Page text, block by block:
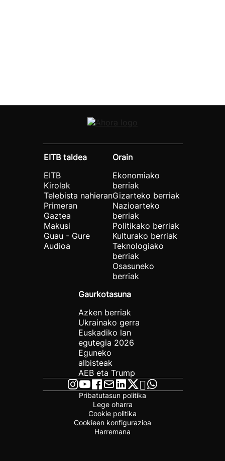
EITB taldea
EITB
Kirolak
Telebista nahieran
Primeran
Gaztea
Makusi
Guau - Gure
Audioa
Orain
Ekonomiako
berriak
Gizarteko berriak
Nazioarteko
berriak
Politikako berriak
Kulturako berriak
Teknologiako
berriak
Osasuneko
berriak
Gaurkotasuna
Azken berriak
Ukrainako gerra
Euskadiko lan
egutegia 2026
Eguneko
albisteak
AEB eta Trump
Pribatutasun politika
Lege oharra
Cookie politika
Cookieen konfigurazioa
Harremana